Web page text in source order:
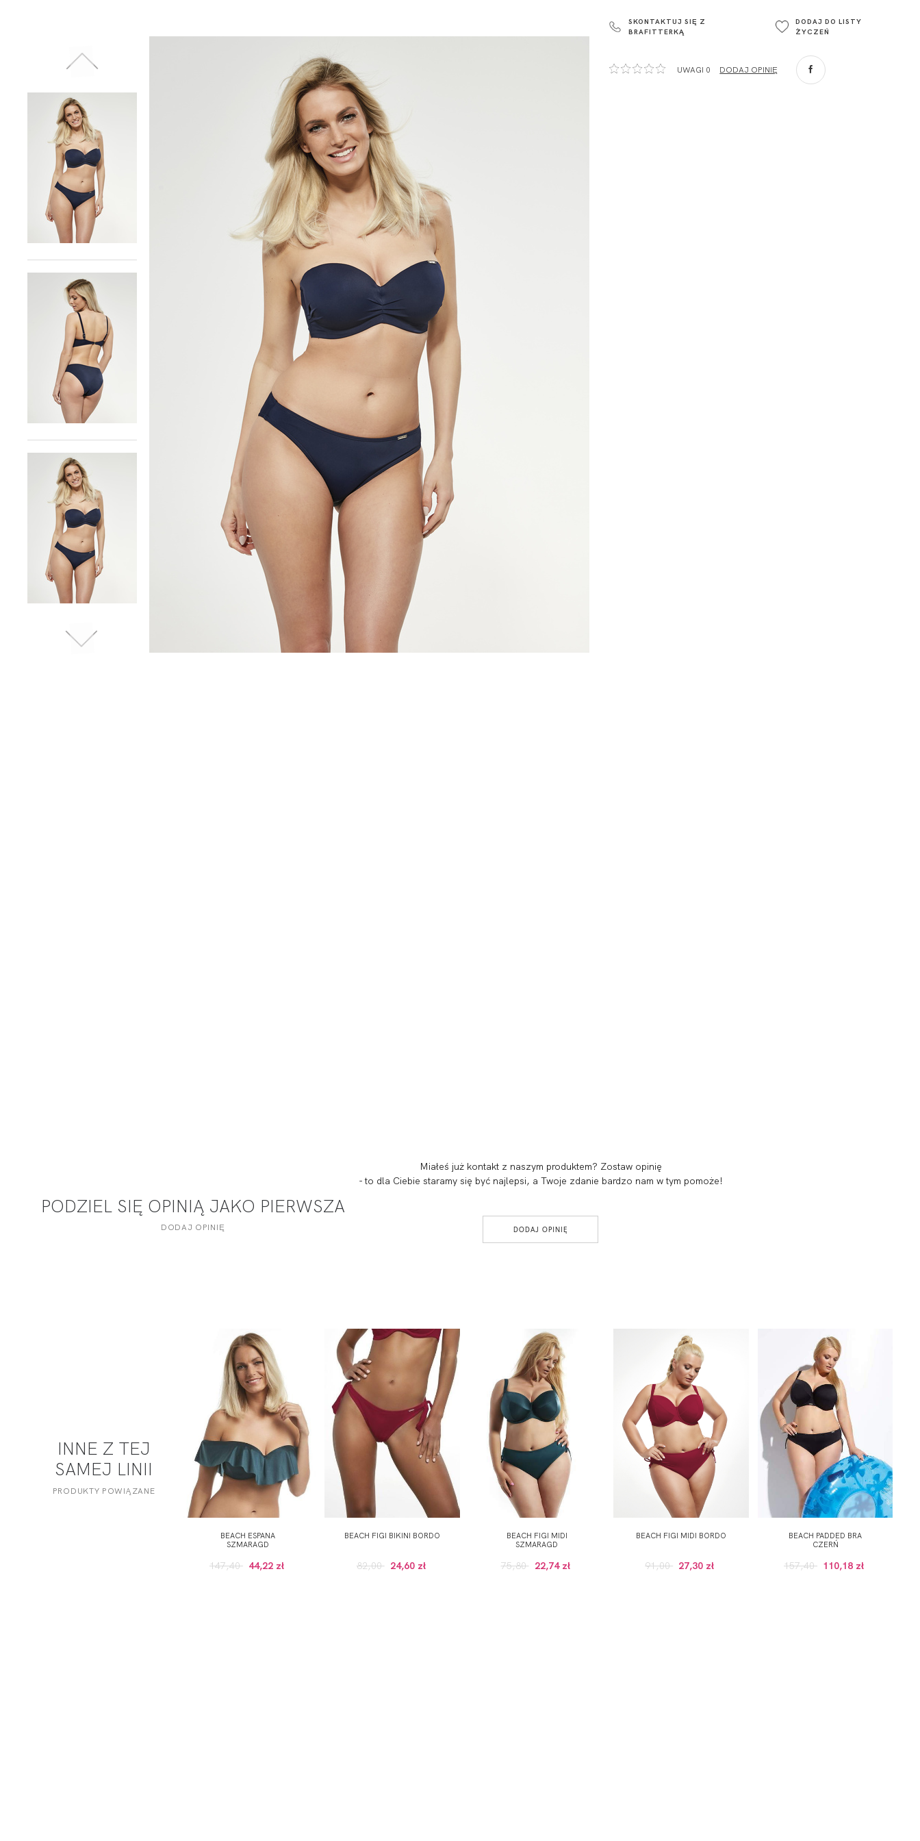
+48 42 719 43 15
Ul. Sienkiewicza 73 lok. 7,
Głowno
SKONTAKTUJ SIĘ Z
BRAFITTERKĄ
DODAJ DO LISTY
ŻYCZEŃ
UWAGI 0 DODAJ OPINIĘ
PODZIEL SIĘ OPINIĄ JAKO PIERWSZA
DODAJ OPINIĘ
Miałeś już kontakt z naszym produktem? Zostaw opinię
- to dla Ciebie staramy się być najlepsi, a Twoje zdanie bardzo nam w tym pomoże!
DODAJ OPINIĘ
INNE Z TEJ
SAMEJ LINII
PRODUKTY POWIĄZANE
BEACH ESPANA
SZMARAGD
147,40 44,22 zł
BEACH FIGI BIKINI BORDO
82,00 24,60 zł
BEACH FIGI MIDI
SZMARAGD
75,80 22,74 zł
BEACH FIGI MIDI BORDO
91,00 27,30 zł
BEACH PADDED BRA
CZERŃ
157,40 110,18 zł